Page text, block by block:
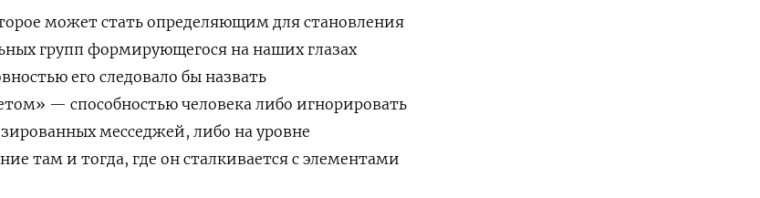
может стать определяющим для становления
групп формирующегося на наших глазах
его следовало бы назвать
— способностью человека либо игнорировать
месседжей, либо на уровне
там и тогда, где он сталкивается с элементами